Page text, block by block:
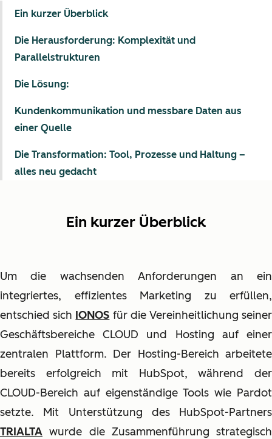
Ein kurzer Überblick
Um die wachsenden Anforderungen an ein
integriertes, effizientes Marketing zu erfüllen,
entschied sich IONOS für die Vereinheitlichung seiner
Geschäftsbereiche CLOUD und Hosting auf einer
zentralen Plattform. Der Hosting-Bereich arbeitete
bereits erfolgreich mit HubSpot, während der
CLOUD-Bereich auf eigenständige Tools wie Pardot
setzte. Mit Unterstützung des HubSpot-Partners
TRIALTA wurde die Zusammenführung strategisch
Ein kurzer Überblick
Die Herausforderung: Komplexität und
Parallelstrukturen
Die Lösung:
Kundenkommunikation und messbare Daten aus
einer Quelle
Die Transformation: Tool, Prozesse und Haltung –
alles neu gedacht